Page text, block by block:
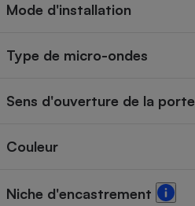
Mode d'installation
Type de micro-ondes
Sens d'ouverture de la porte
Couleur
Niche d'encastrement